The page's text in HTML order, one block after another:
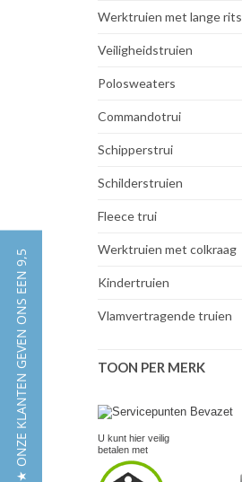
Werktruien met lange rits
Veiligheidstruien
Polosweaters
Commandotrui
Schipperstrui
Schilderstruien
Fleece trui
Werktruien met colkraag
Kindertruien
Vlamvertragende truien
TOON PER MERK
U kunt hier veilig
betalen met
★ ONZE KLANTEN GEVEN ONS EEN 9,5